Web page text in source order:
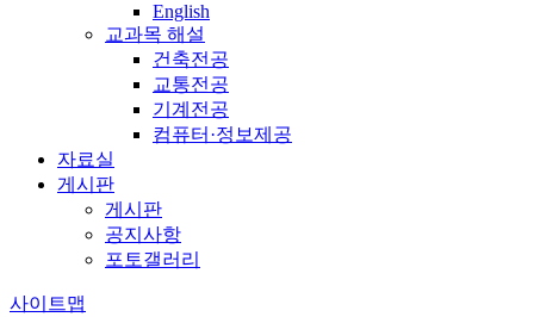
English
교과목 해설
건축전공
교통전공
기계전공
컴퓨터·정보제공
자료실
게시판
게시판
공지사항
포토갤러리
사이트맵